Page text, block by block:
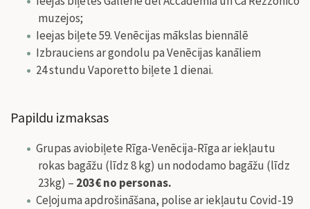
muzejos;
Ieejas biļete 59. Venēcijas mākslas biennālē
Izbrauciens ar gondolu pa Venēcijas kanāliem
24 stundu Vaporetto biļete 1 dienai.
Papildu izmaksas
Grupas aviobiļete Rīga-Venēcija-Rīga ar iekļautu
rokas bagāžu (līdz 8 kg) un nododamo bagāžu (līdz
23kg) – 203€ no personas.
Ceļojuma apdrošināšana, polise ar iekļautu Covid-19